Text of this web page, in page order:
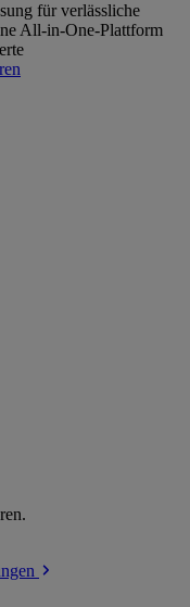
für verlässliche
All-in-One-Plattform